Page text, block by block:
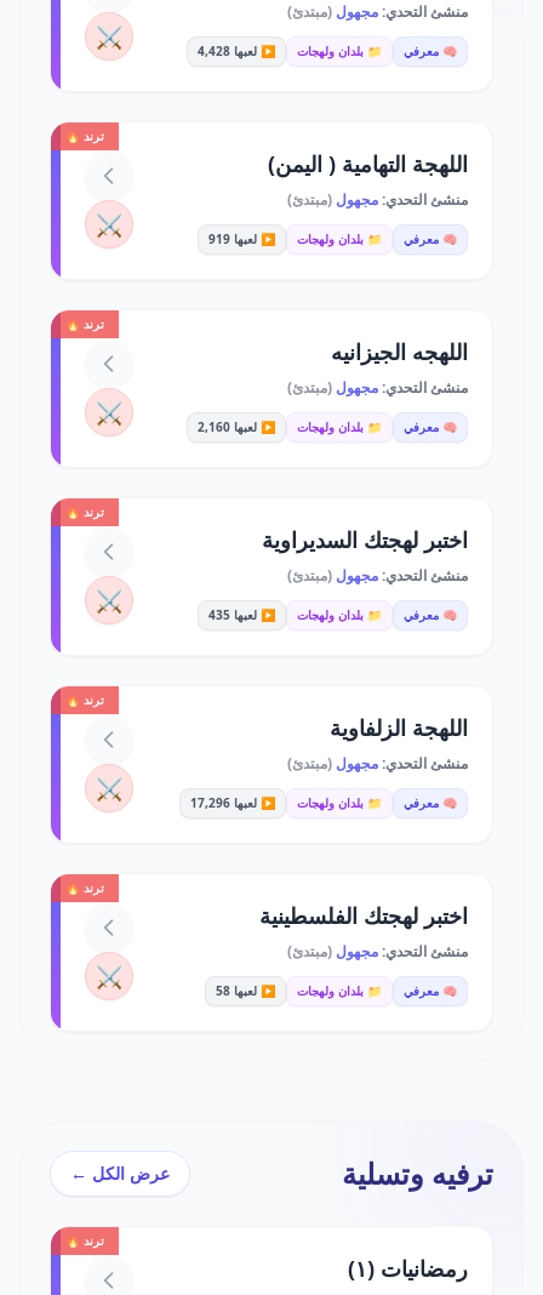
منشئ التحدي:مجهول (مبتدئ)
🧠 معرفي 📁 بلدان ولهجات ▶️ لعبها 4,428 ⚔️
ترند 🔥
اللهجة التهامية ( اليمن)
منشئ التحدي:مجهول (مبتدئ)
🧠 معرفي 📁 بلدان ولهجات ▶️ لعبها 919 ⚔️
ترند 🔥
اللهجه الجيزانيه
منشئ التحدي:مجهول (مبتدئ)
🧠 معرفي 📁 بلدان ولهجات ▶️ لعبها 2,160 ⚔️
ترند 🔥
اختبر لهجتك السديراوية
منشئ التحدي:مجهول (مبتدئ)
🧠 معرفي 📁 بلدان ولهجات ▶️ لعبها 435 ⚔️
ترند 🔥
اللهجة الزلفاوية
منشئ التحدي:مجهول (مبتدئ)
🧠 معرفي 📁 بلدان ولهجات ▶️ لعبها 17,296 ⚔️
ترند 🔥
اختبر لهجتك الفلسطينية
منشئ التحدي:مجهول (مبتدئ)
🧠 معرفي 📁 بلدان ولهجات ▶️ لعبها 58 ⚔️
ترفيه وتسلية عرض الكل ←
ترند 🔥
رمضانيات (١)